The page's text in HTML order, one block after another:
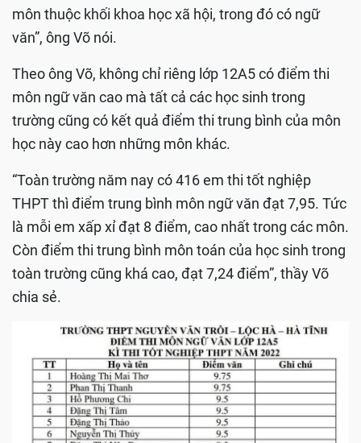
môn thuộc khối khoa học xã hội, trong đó có ngữ
văn”, ông Võ nói.
Theo ông Võ, không chỉ riêng lớp 12A5 có điểm thi
môn ngữ văn cao mà tất cả các học sinh trong
trường cũng có kết quả điểm thi trung bình của môn
học này cao hơn những môn khác.
“Toàn trường năm nay có 416 em thi tốt nghiệp
THPT thì điểm trung bình môn ngữ văn đạt 7,95. Tức
là mỗi em xấp xỉ đạt 8 điểm, cao nhất trong các môn.
Còn điểm thi trung bình môn toán của học sinh trong
toàn trường cũng khá cao, đạt 7,24 điểm”, thầy Võ
chia sẻ.